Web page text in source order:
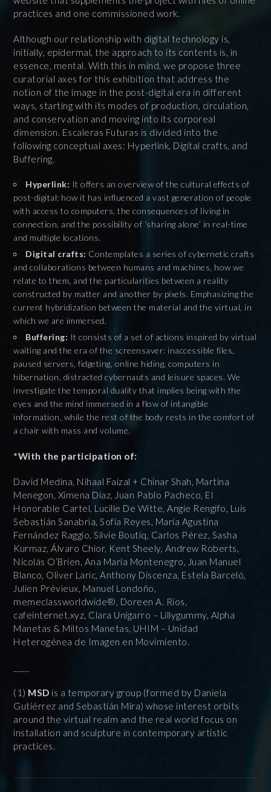
practices and one commissioned work.
Although our relationship with digital technology is,
initially, epidermal, the approach to its contents is, in
essence, mental. With this in mind, we propose three
curatorial axes for this exhibition that address the
notion of the image in the post-digital era in different
ways, starting with its modes of production, circulation,
and conservation and moving into its corporeal
dimension. Escaleras Futuras is divided into the
following conceptual axes: Hyperlink, Digital crafts, and
Buffering.
Hyperlink: It offers an overview of the cultural effects of
post-digital: how it has influenced a vast generation of people
with access to computers, the consequences of living in
connection, and the possibility of ‘sharing alone’ in real-time
and multiple locations.
Digital crafts: Contemplates a series of cybernetic crafts
and collaborations between humans and machines, how we
relate to them, and the particularities between a reality
constructed by matter and another by pixels. Emphasizing the
current hybridization between the material and the virtual, in
which we are immersed.
Buffering: It consists of a set of actions inspired by virtual
waiting and the era of the screensaver: inaccessible files,
paused servers, fidgeting, online hiding, computers in
hibernation, distracted cybernauts and leisure spaces. We
investigate the temporal duality that implies being with the
eyes and the mind immersed in a flow of intangible
information, while the rest of the body rests in the comfort of
a chair with mass and volume.
*With the participation of:
David Medina, Nihaal Faizal + Chinar Shah, Martina
Menegon, Ximena Díaz, Juan Pablo Pacheco, El
Honorable Cartel, Lucille De Witte, Angie Rengifo, Luis
Sebastián Sanabria, Sofía Reyes, María Agustina
Fernández Raggio, Silvie Boutiq, Carlos Pérez, Sasha
Kurmaz, Álvaro Chior, Kent Sheely, Andrew Roberts,
Nicolás O’Brien, Ana María Montenegro, Juan Manuel
Blanco, Oliver Laric, Anthony Discenza, Estela Barceló,
Julien Prévieux, Manuel Londoño,
memeclassworldwide®, Doreen A. Ríos,
cafeinternet.xyz, Clara Unígarro – Lillygummy, Alpha
Manetas & Miltos Manetas, UHIM – Unidad
Heterogénea de Imagen en Movimiento.
(1) MSD is a temporary group (formed by Daniela
Gutiérrez and Sebastián Mira) whose interest orbits
around the virtual realm and the real world focus on
installation and sculpture in contemporary artistic
practices.